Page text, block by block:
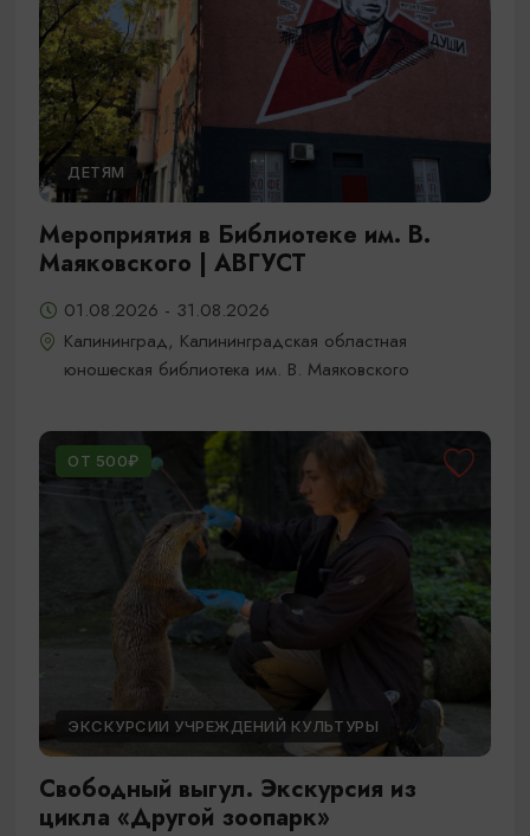
ДЕТЯМ
Мероприятия в Библиотеке им. В.
Маяковского | АВГУСТ
01.08.2026 - 31.08.2026
Калининград, Калининградская областная
юношеская библиотека им. В. Маяковского
ОТ 500₽
ЭКСКУРСИИ УЧРЕЖДЕНИЙ КУЛЬТУРЫ
Свободный выгул. Экскурсия из
цикла «Другой зоопарк»